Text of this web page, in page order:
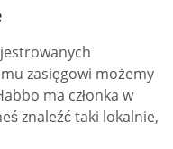
zasięgowi możemy
ma członka w
znaleźć taki lokalnie,